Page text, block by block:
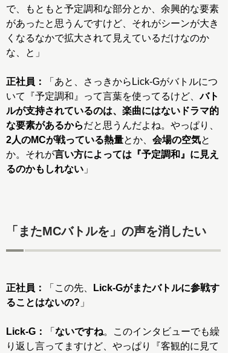
で、もともと予定調和な部分とか、余興的な要素
があったと思うんですけど、それがシーンが大き
くなるなかで拡大されて見えているだけなのか
な、と」
正社員：
「あと、さっきからLick-Gがバトルにつ
いて『予定調和』って言葉を使ってるけど、バト
ルが支持されているのは、楽曲にはないドラマ的
な要素があるからだと思うんだよね。やっぱり、
2人のMCが戦っている熱量とか、 会場の空気と
か。それが言い方によっては『予定調和』に見え
るのかもしれない 」
「またMCバトルを」の声を消したい
正社員： 「この先、
Lick-Gがまたバトルに参戦す
ることはないの? 」
Lick-G： 「 ないですね。このインタビューでも繰
り返し言ってますけど、やっぱり『客観的に見て